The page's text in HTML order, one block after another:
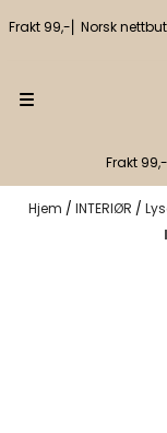
Hopp til innhold
Frakt 99,-⎢ Norsk
Frakt
Hjem / INTERIØR /